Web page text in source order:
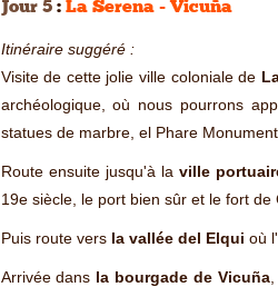
Jour 5: La Serena - Vicuña
Itinéraire suggéré :
Visite de cette jolie ville coloniale de
archéologique, où nous pourrons
statues de marbre, el Phare
Route ensuite jusqu'à laville
19e siècle, le port bien sûr et le fort de
Puis route vers la vallée del Elqui où
Arrivée dans la bourgade de Vicuña,